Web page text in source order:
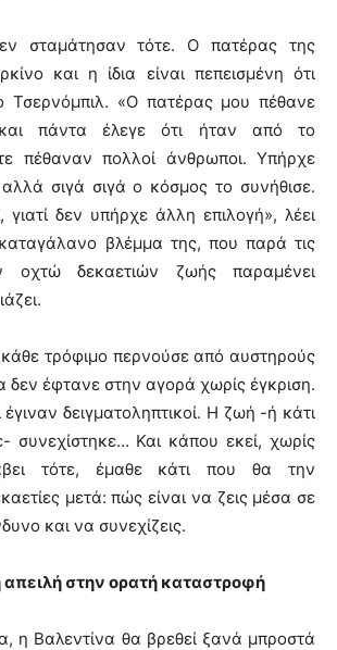
σταμάτησαν τότε. Ο πατέρας της
και η ίδια είναι πεπεισμένη ότι
Τσερνόμπιλ. «Ο πατέρας μου πέθανε
πάντα έλεγε ότι ήταν από το
πέθαναν πολλοί άνθρωποι. Υπήρχε
σιγά σιγά ο κόσμος το συνήθισε.
γιατί δεν υπήρχε άλλη επιλογή», λέει
βλέμμα της, που παρά τις
οχτώ δεκαετιών ζωής παραμένει
κάθε τρόφιμο περνούσε από αυστηρούς
δεν έφτανε στην αγορά χωρίς έγκριση.
έγιναν δειγματοληπτικοί. Η ζωή -ή κάτι
συνεχίστηκε… Και κάπου εκεί, χωρίς
τότε, έμαθε κάτι που θα την
μετά: πώς είναι να ζεις μέσα σε
και να συνεχίζεις.
στην ορατή καταστροφή
η Βαλεντίνα θα βρεθεί ξανά μπροστά